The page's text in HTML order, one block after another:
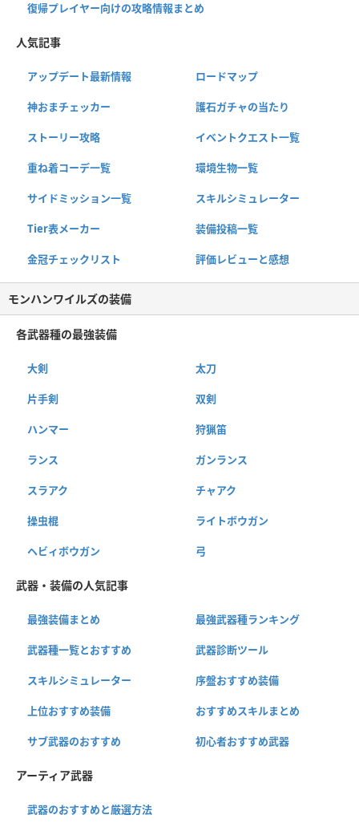
復帰プレイヤー向けの攻略情報まとめ
人気記事
アップデート最新情報 ロードマップ
神おまチェッカー 護石ガチャの当たり
ストーリー攻略 イベントクエスト一覧
重ね着コーデ一覧 環境生物一覧
サイドミッション一覧 スキルシミュレーター
Tier表メーカー 装備投稿一覧
金冠チェックリスト 評価レビューと感想
モンハンワイルズの装備
各武器種の最強装備
大剣 太刀
片手剣 双剣
ハンマー 狩猟笛
ランス ガンランス
スラアク チャアク
操虫棍 ライトボウガン
ヘビィボウガン 弓
武器・装備の人気記事
最強装備まとめ 最強武器種ランキング
武器種一覧とおすすめ 武器診断ツール
スキルシミュレーター 序盤おすすめ装備
上位おすすめ装備 おすすめスキルまとめ
サブ武器のおすすめ 初心者おすすめ武器
アーティア武器
武器のおすすめと厳選方法